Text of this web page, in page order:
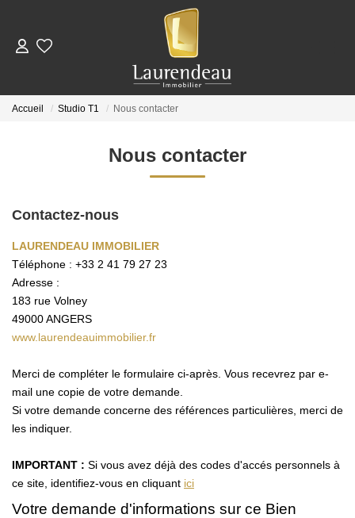
ACHETER
Nos Annonces De Location
ESTIMER
NOS AVIS CLIENTS
ACTUALITÉS
Accueil Studio T1 Nous contacter
Nous contacter
Contactez-nous
LAURENDEAU IMMOBILIER
Téléphone : +33 2 41 79 27 23
Adresse :
183 rue Volney
49000ANGERS
www.laurendeauimmobilier.fr
Merci de compléter le formulaire ci-après. Vous recevrez par e-
mail une copie de votre demande.
Si votre demande concerne des références particulières, merci de
les indiquer.
IMPORTANT : Si vous avez déjà des codes d'accés personnels à
ce site, identifiez-vous en cliquant ici
Votre demande d'informations sur ce Bien